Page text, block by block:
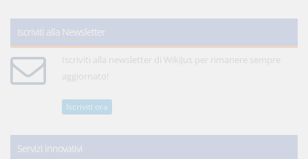
Iscriviti alla Newsletter
Iscriviti alla newsletter di WikiJus per rimanere sempre
aggiornato!
Iscriviti ora
Servizi innovativi